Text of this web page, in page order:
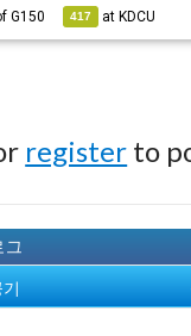
G150 417 at KDCU
register to
그